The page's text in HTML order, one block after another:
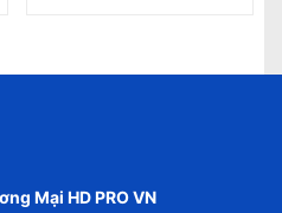
Mại HD PRO VN